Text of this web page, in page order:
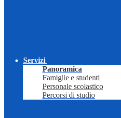
Servizi
Panoramica
Famiglie e studenti
Personale scolastico
Percorsi di studio